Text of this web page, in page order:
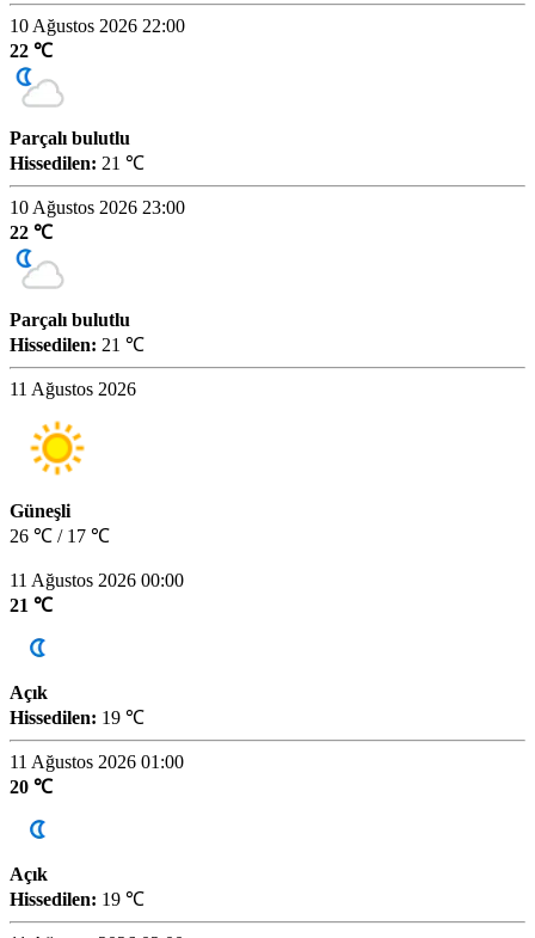
10 Ağustos 2026 22:00
22 ℃
Parçalı bulutlu
Hissedilen: 21 ℃
10 Ağustos 2026 23:00
22 ℃
Parçalı bulutlu
Hissedilen: 21 ℃
11 Ağustos 2026
Güneşli
26 ℃ / 17 ℃
11 Ağustos 2026 00:00
21 ℃
Açık
Hissedilen: 19 ℃
11 Ağustos 2026 01:00
20 ℃
Açık
Hissedilen: 19 ℃